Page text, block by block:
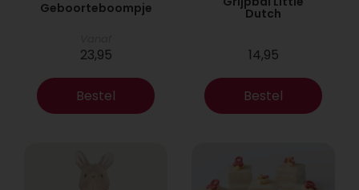
Geboorteboompje
23,95
Bestel
Dutch
14,95
Bestel